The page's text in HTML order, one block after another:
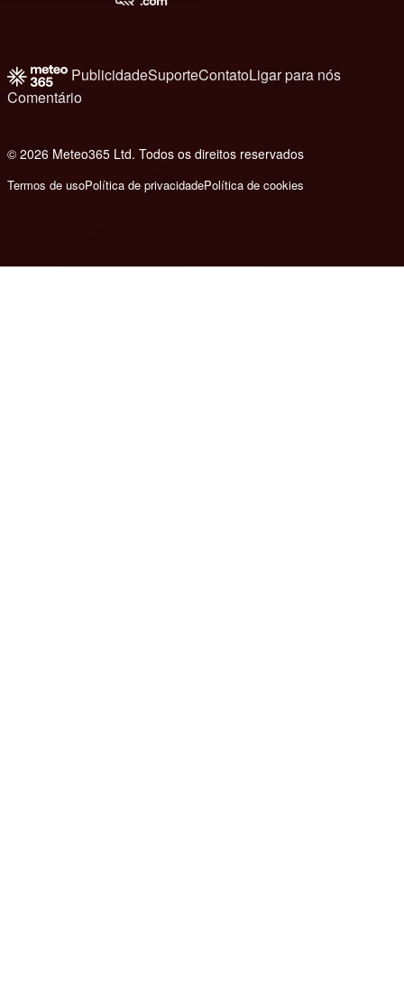
PublicidadeSuporteContatoLigar para nós
Comentário
© 2026 Meteo365 Ltd. Todos os direitos reservados
Termos de usoPolítica de privacidadePolítica de cookies